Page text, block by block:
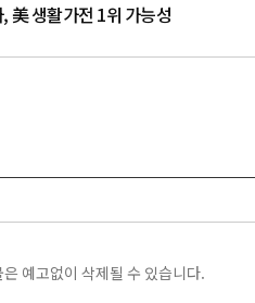
美 생활가전 1위 가능성